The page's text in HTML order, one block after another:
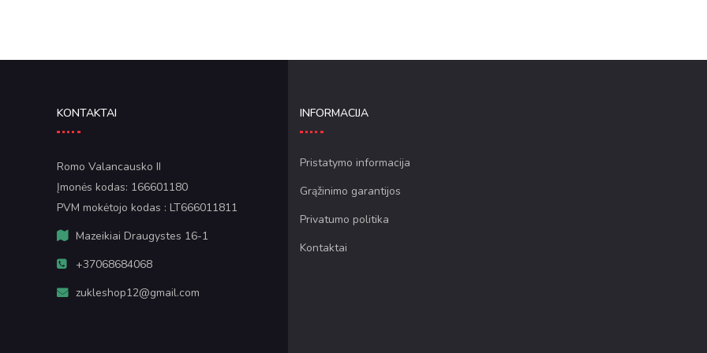
KONTAKTAI
Romo Valancausko II
Įmonės kodas: 166601180
PVM mokėtojo kodas : LT666011811
Mazeikiai Draugystes 16-1
+37068684068
zukleshop12@gmail.com
INFORMACIJA
Pristatymo informacija
Grąžinimo garantijos
Privatumo politika
Kontaktai